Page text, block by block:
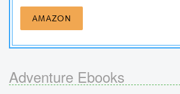
AMAZON
Adventure Ebooks